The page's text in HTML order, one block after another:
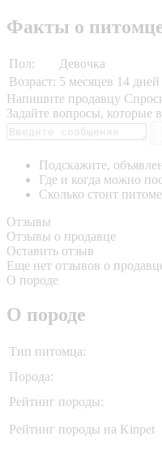
Факты о
Пол:
Девочка
Возраст: 5 месяцев 14 дней
Напишите продавцу
Задайте вопросы, которые
Подскажите,
Где и когда можно
Сколько стоит
Отзывы
Отзывы о продавце
Оставить отзыв
Еще нет отзывов о
О породе
О породе
Тип питомца:
Порода:
Рейтинг породы:
Рейтинг породы на Kinpet